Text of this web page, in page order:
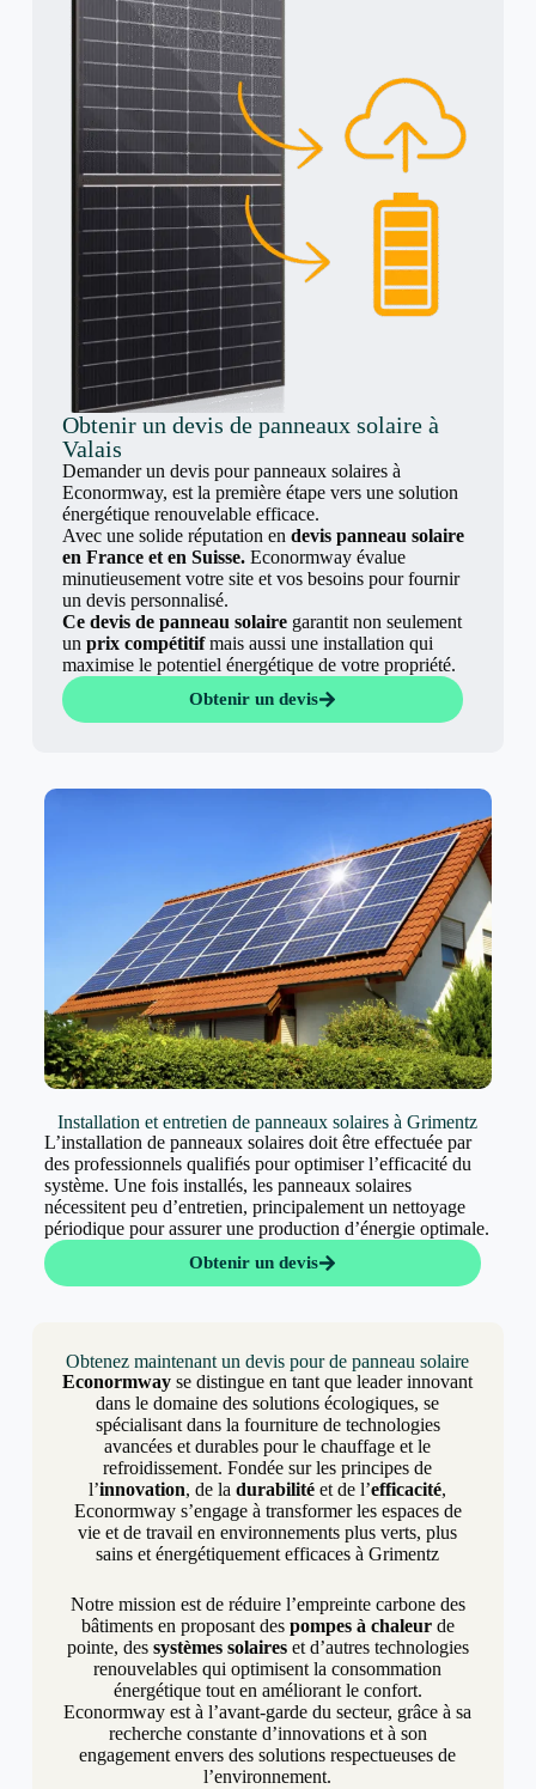
Obtenir un devis de panneaux solaire à
Valais
Demander un devis pour panneaux solaires à
Econormway, est la première étape vers une solution
énergétique renouvelable efficace.
Avec une solide réputation en devis panneau solaire
en France et en Suisse.Econormway évalue
minutieusement votre site et vos besoins pour fournir
un devis personnalisé.
Ce devis de panneau solairegarantit non seulement
un prix compétitifmais aussi une installation qui
maximise le potentiel énergétique de votre propriété.
Obtenir un devis
Installation et entretien de panneaux solaires à Grimentz
L’installation de panneaux solaires doit être effectuée par
des professionnels qualifiés pour optimiser l’efficacité du
système. Une fois installés, les panneaux solaires
nécessitent peu d’entretien, principalement un nettoyage
périodique pour assurer une production d’énergie optimale.
Obtenir un devis
Obtenez maintenant un devis pour de panneau solaire
Econormway se distingue en tant que leader innovant
dans le domaine des solutions écologiques, se
spécialisant dans la fourniture de technologies
avancées et durables pour le chauffage et le
refroidissement. Fondée sur les principes de
l’innovation, de ladurabilité et de l’efficacité,
Econormway s’engage à transformer les espaces de
vie et de travail en environnements plus verts, plus
sains et énergétiquement efficaces à Grimentz
Notre mission est de réduire l’empreinte carbone des
bâtiments en proposant des pompes à chaleurde
pointe, des systèmes solaireset d’autres technologies
renouvelables qui optimisent la consommation
énergétique tout en améliorant le confort.
Econormway est à l’avant-garde du secteur, grâce à sa
recherche constante d’innovations et à son
engagement envers des solutions respectueuses de
l’environnement.